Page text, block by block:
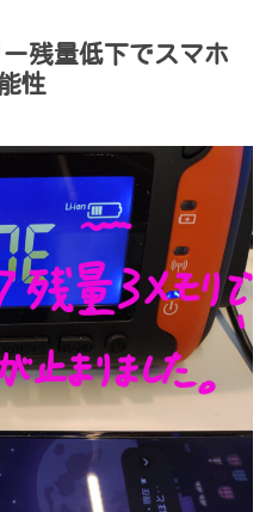
残量低下でスマホ
性